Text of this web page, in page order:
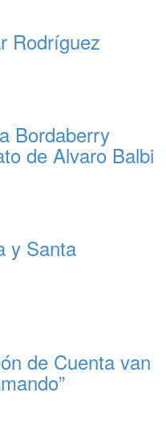
Rodríguez
Bordaberry
de Alvaro Balbi
y Santa
de Cuenta van